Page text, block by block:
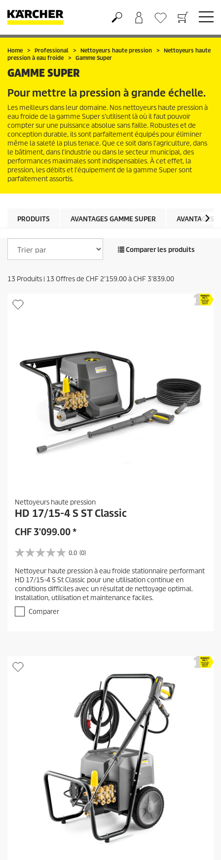
Panier
Liste d'envies
Home Professional Nettoyeurs haute pression
Nettoyeurs haute
pression à eau froide
Gamme Super
GAMME SUPER
Pour mettre la pression à grande échelle.
Les meilleurs dans leur domaine. Nos nettoyeurs haute pression à
eau froide de la gamme Super s'utilisent là où il faut pouvoir
compter sur une puissance absolue sans faille. Robustes et de
conception durable, ils sont parfaitement équipés pour éliminer
même la saleté la plus tenace. Que ce soit dans l'agriculture, dans
le bâtiment, dans l'industrie ou dans le secteur municipal, des
performances maximales sont indispensables. À cet effet, la
pression, les débits et l'équipement de la gamme Super sont
parfaitement assortis.
PRODUITS AVANTAGES GAMME SUPER AVANTAGES
Comparer les produits
13 Produits | 13 Offres de CHF 2'159.00àCHF 3'839.00
Nettoyeurs haute pression
HD 17/15-4 S ST Classic
CHF 3'099.00*
0.0 (0)
0
0
s
u
r
é
e
s
Nettoyeur haute pression à eau froide stationnaire performant
HD 17/15-4 S St Classic pour une utilisation continue en
conditions difficiles avec un résultat de nettoyage optimal.
Installation, utilisation et maintenance faciles.
Comparer